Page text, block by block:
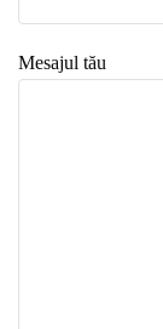
Mesajul tău